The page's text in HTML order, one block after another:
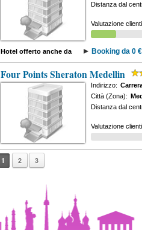
Distanza dal
Valutazione
Hotel offerto anche da Booking da 0 €
Four Points Sheraton Medellin
Indirizzo:
Città (Zona):
Distanza dal
Valutazione
1 2 3